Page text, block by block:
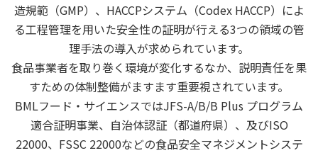
造規範（GMP）、HACCPシステム（Codex HACCP）によ
る工程管理を用いた安全性の証明が行える3つの領域の管
理手法の導入が求められています。
食品事業者を取り巻く環境が変化するなか、説明責任を果
すための体制整備がますます重要視されています。
BMLフード・サイエンスではJFS-A/B/B Plus プログラム
適合証明事業、自治体認証（都道府県）、及びISO
22000、FSSC 22000などの食品安全マネジメントシステ